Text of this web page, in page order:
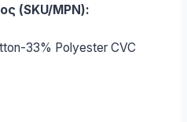
(SKU/MPN):
33% Polyester CVC